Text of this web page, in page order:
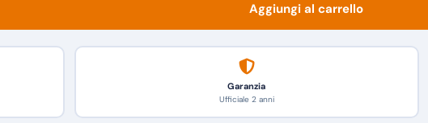
Aggiungi al carrello
Garanzia
Ufficiale 2 anni